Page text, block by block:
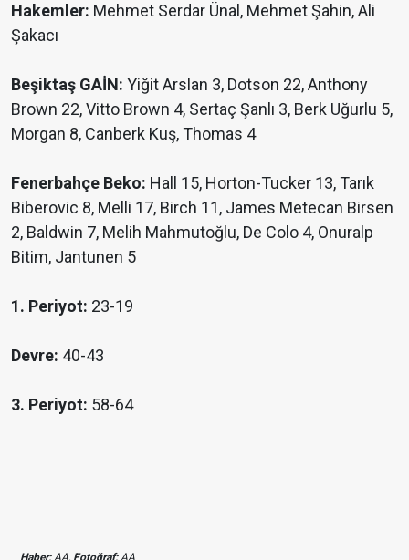
Hakemler: Mehmet Serdar Ünal, Mehmet Şahin, Ali
Şakacı
Beşiktaş GAİN: Yiğit Arslan 3, Dotson 22, Anthony
Brown 22, Vitto Brown 4, Sertaç Şanlı 3, Berk Uğurlu 5,
Morgan 8, Canberk Kuş, Thomas 4
Fenerbahçe Beko: Hall 15, Horton-Tucker 13, Tarık
Biberovic 8, Melli 17, Birch 11, James Metecan Birsen
2, Baldwin 7, Melih Mahmutoğlu, De Colo 4, Onuralp
Bitim, Jantunen 5
1. Periyot: 23-19
Devre: 40-43
3. Periyot: 58-64
Haber;AA, Fotoğraf;AA